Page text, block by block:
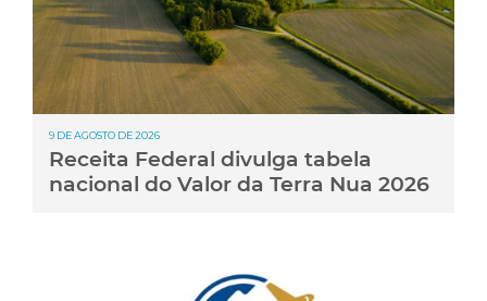
9 DE AGOSTO DE 2026
Receita Federal divulga tabela
nacional do Valor da Terra Nua 2026